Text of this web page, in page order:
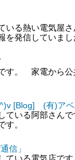
いる熱い電気屋
を発信していまし
す。 家電から公
[Blog] (有)アベ
ている阿部さん
す。
信」